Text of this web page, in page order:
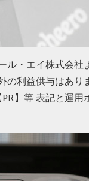
ル・エイ株式会
の利益供与はあり
】等 表記と運用